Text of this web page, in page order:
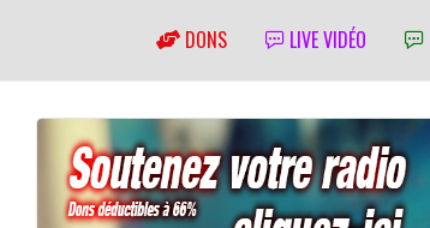
DONS LIVE VIDÉO